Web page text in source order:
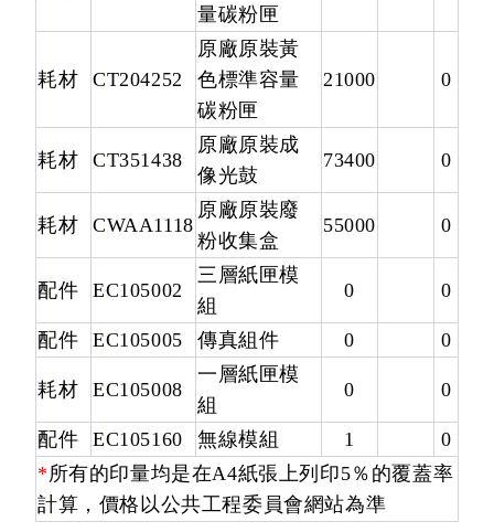
量碳粉匣
耗材 CT204252
原廠原裝黃
色標準容量
碳粉匣
21000 0
耗材 CT351438
原廠原裝成
像光鼓
73400 0
耗材 CWAA1118
原廠原裝廢
粉收集盒
55000 0
配件 EC105002
三層紙匣模
組
0 0
配件 EC105005 傳真組件 0 0
耗材 EC105008
一層紙匣模
組
0 0
配件 EC105160 無線模組 1
0
*所有的印量均是在A4紙張上列印5％的覆蓋率
計算，價格以公共工程委員會網站為準